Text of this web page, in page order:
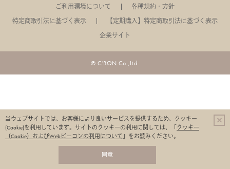
ご利用環境について
各種規約・方針
特定商取引法に基づく表示
【定期購入】特定商取引法に基づく表示
企業サイト
© C'BON Co.,Ltd.
当ウェブサイトでは、お客様により良いサービスを提供するため、クッキー
(Cookie)を利用しています。 サイトのクッキーの利用に関しては、「 クッキー
（Cookie）およびWebビーコンの利用について 」をお読みください。
同意